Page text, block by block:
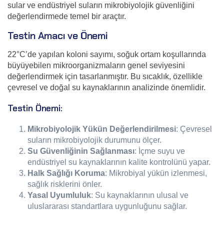
sular ve endüstriyel suların mikrobiyolojik güvenliğini
değerlendirmede temel bir araçtır.
Testin Amacı ve Önemi
22°C’de yapılan koloni sayımı, soğuk ortam koşullarında
büyüyebilen mikroorganizmaların genel seviyesini
değerlendirmek için tasarlanmıştır. Bu sıcaklık, özellikle
çevresel ve doğal su kaynaklarının analizinde önemlidir.
Testin Önemi:
Mikrobiyolojik Yükün Değerlendirilmesi: Çevresel
suların mikrobiyolojik durumunu ölçer.
Su Güvenliğinin Sağlanması: İçme suyu ve
endüstriyel su kaynaklarının kalite kontrolünü yapar.
Halk Sağlığı Koruma: Mikrobiyal yükün izlenmesi,
sağlık risklerini önler.
Yasal Uyumluluk: Su kaynaklarının ulusal ve
uluslararası standartlara uygunluğunu sağlar.